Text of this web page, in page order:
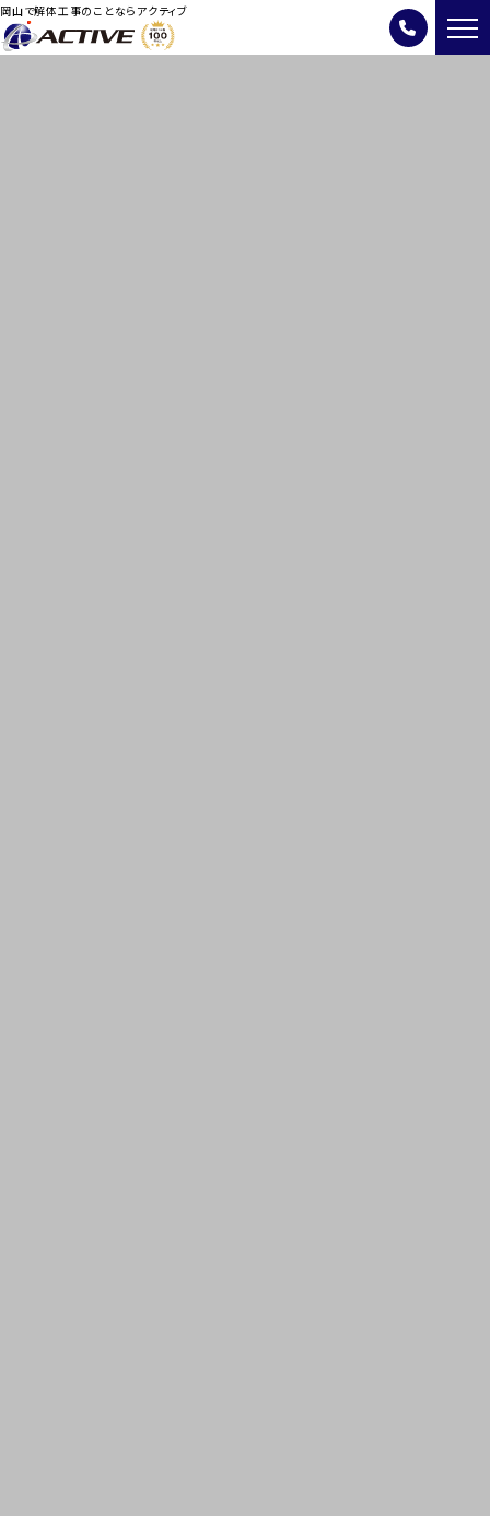
岡山で解体工事のことならアクティブ